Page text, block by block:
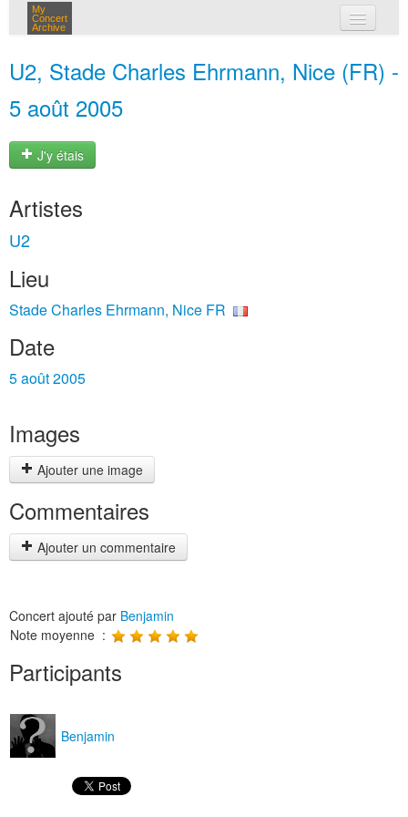
My
Concert
Archive
U2, Stade Charles Ehrmann, Nice (FR) -
5 août 2005
J'y étais
Artistes
U2
Lieu
Stade Charles Ehrmann, Nice FR
Date
5 août 2005
Images
Ajouter une image
Commentaires
Ajouter un commentaire
Concert ajouté par Benjamin
Note moyenne :
Participants
Benjamin